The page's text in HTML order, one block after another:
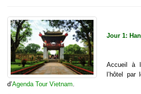
Jour 1:
Accueil à
l’hôtel par
d’Agenda Tour Vietnam